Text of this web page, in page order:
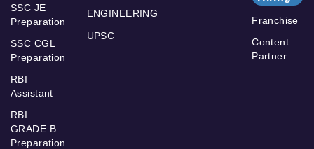
SSC JE
Preparation
SSC CGL
Preparation
RBI
Assistant
RBI
GRADE B
Preparation
ENGINEERING
UPSC
Franchise
Content
Partner